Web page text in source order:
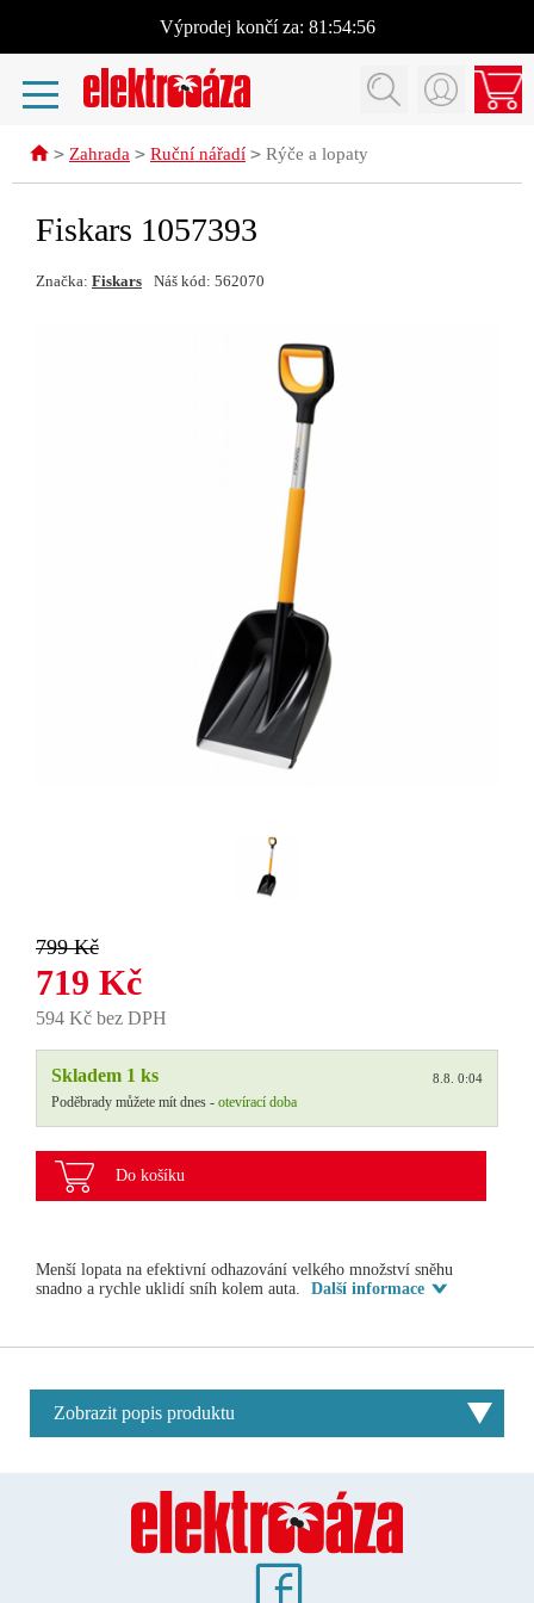
Výprodej končí za: 81:54:56
> Zahrada > Ruční nářadí > Rýče a lopaty
Fiskars 1057393
Značka: Fiskars Náš kód: 562070
799 Kč
719 Kč
594 Kč bez DPH
Skladem 1 ks 8.8. 0:04
Poděbrady můžete mít dnes - otevírací doba
Do košíku
Menší lopata na efektivní odhazování velkého množství sněhu
snadno a rychle uklidí sníh kolem auta.
Další informace
Zobrazit popis produktu